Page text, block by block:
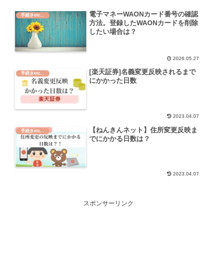
手続きetc...
電子マネーWAONカード番号の確認
方法。登録したWAONカードを削除
したい場合は？
2026.05.27
手続きetc...
[楽天証券]名義変更反映されるまで
にかかった日数
2023.04.07
手続きetc...
【ねんきんネット】住所変更反映ま
でにかかる日数は？
2023.04.07
スポンサーリンク